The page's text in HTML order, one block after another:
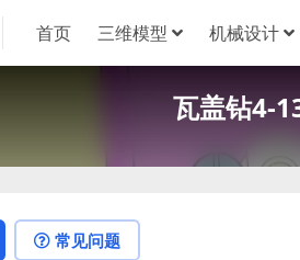
首页 三维模型 机械设计
瓦盖钻4-
常见问题